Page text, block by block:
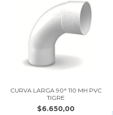
CURVA LARGA 90° 110 MH PVC
TIGRE
$6.650,00